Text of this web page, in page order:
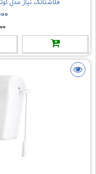
فلاشتانک نیاز مدل